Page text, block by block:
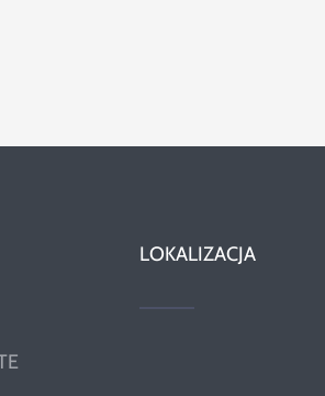
LOKALIZACJA